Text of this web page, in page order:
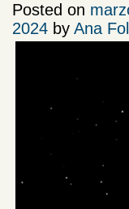
Posted on
2024 by Ana